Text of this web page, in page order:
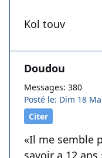
Kol touv
Doudou
Messages: 380
Posté le: Dim 18
Citer
«Il me semble
savoir a 12